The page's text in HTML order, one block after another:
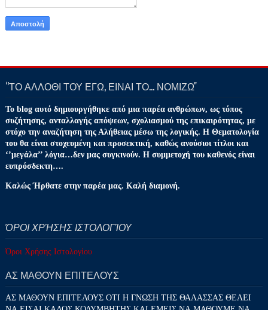
‘’ΤΟ ΑΛΛΟΘΙ ΤΟΥ ΕΓΩ, ΕΙΝΑΙ ΤΟ… ΝΟΜΙΖΩ''
Το blog αυτό δημιουργήθηκε από μια παρέα ανθρώπων, ως τόπος
συζήτησης, ανταλλαγής απόψεων, σχολιασμού της επικαιρότητας, με
στόχο την αναζήτηση της Αλήθειας μέσω της λογικής. Η Θεματολογία
του θα είναι στοχευμένη και προσεκτική, καθώς ανούσιοι τίτλοι και
‘’μεγάλα’’ λόγια…δεν μας συγκινούν. Η συμμετοχή του καθενός είναι
ευπρόσδεκτη….
Καλώς Ήρθατε στην παρέα μας. Καλή διαμονή.
ΌΡΟΙ ΧΡΉΣΗΣ ΙΣΤΟΛΟΓΊΟΥ
Όροι Χρήσης Ιστολογίου
ΑΣ ΜΑΘΟΥΝ ΕΠΙΤΕΛΟΥΣ
ΑΣ ΜΑΘΟΥΝ ΕΠΙΤΕΛΟΥΣ ΟΤΙ Η ΓΝΩΣΗ ΤΗΣ ΘΑΛΑΣΣΑΣ ΘΕΛΕΙ